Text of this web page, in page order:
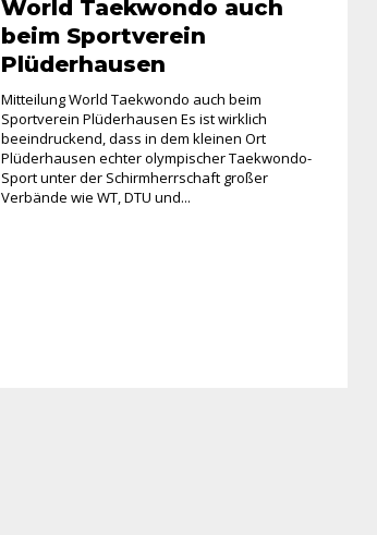
World Taekwondo auch
beim Sportverein
Plüderhausen
Mitteilung World Taekwondo auch beim
Sportverein Plüderhausen Es ist wirklich
beeindruckend, dass in dem kleinen Ort
Plüderhausen echter olympischer Taekwondo-
Sport unter der Schirmherrschaft großer
Verbände wie WT, DTU und...